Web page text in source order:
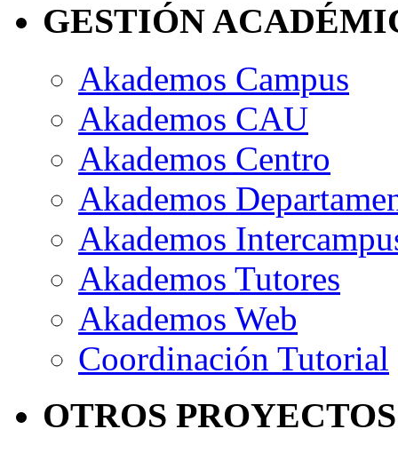
GESTIÓN
Akademos Campus
Akademos CAU
Akademos Centro
Akademos
Akademos
Akademos Tutores
Akademos Web
Coordinación Tutorial
OTROS PROYECTOS